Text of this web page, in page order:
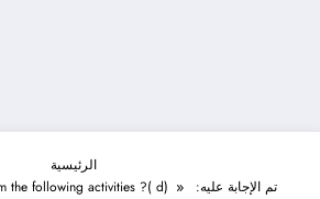
الرئيسية
تم الإجابة عليه: Choose the chores from the following activities ?( d)